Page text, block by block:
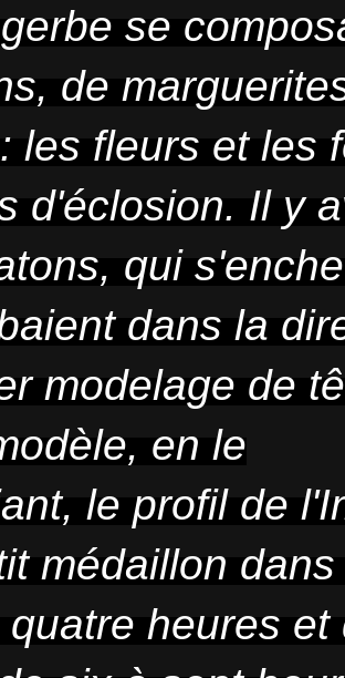
se
de
les fleurs et les
d'éclosion. Il y
qui
dans la
modelage de
en le
le profil de
médaillon
heures et